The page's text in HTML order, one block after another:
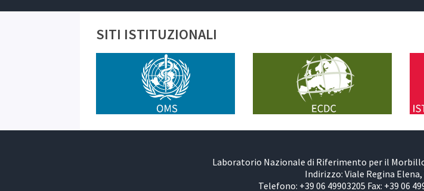
SITI ISTITUZIONALI
Laboratorio Nazionale di Riferimento per il
Indirizzo: Viale Regina Elena,
Telefono: +39 06 49903205 Fax: +39 06